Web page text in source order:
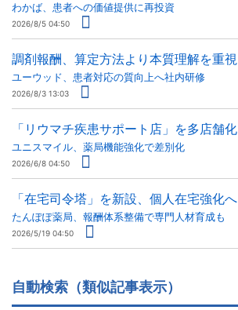
わかば、患者への価値提供に再投資
2026/8/5 04:50
調剤報酬、算定方法より本質理解を重視
ユーウッド、患者対応の質向上へ社内研修
2026/8/3 13:03
「リウマチ疾患サポート店」を多店舗化
ユニスマイル、薬局機能強化で差別化
2026/6/8 04:50
「在宅司令塔」を新設、個人在宅強化へ
たんぽぽ薬局、報酬体系整備で専門人材育成も
2026/5/19 04:50
自動検索（類似記事表示）